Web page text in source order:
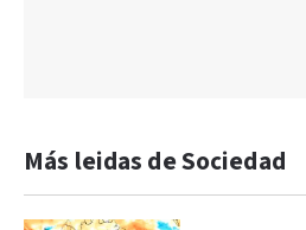
Más leidas de Sociedad